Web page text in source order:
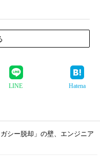
LINE Hatena
シー脱却」の壁、エンジニア